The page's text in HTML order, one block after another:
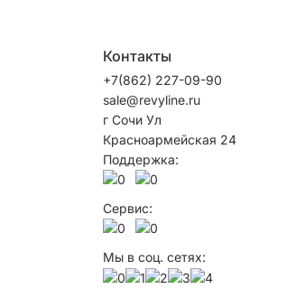
Контакты
+7(862) 227-09-90
sale@revyline.ru
г Сочи Ул
Красноармейская 24
Поддержка:
Сервис:
Мы в соц. сетях: